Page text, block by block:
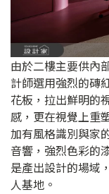
由於二樓主要供內
計師選用強烈的磚
花板，拉出鮮明的
感，更在視覺上重
加有風格識別與家
音響，強烈色彩的
是產出設計的場域
人基地。